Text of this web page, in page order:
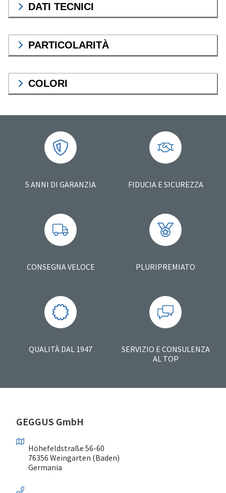
DATI TECNICI
PARTICOLARITÀ
COLORI
5 ANNI DI GARANZIA FIDUCIA E SICUREZZA
CONSEGNA VELOCE PLURIPREMIATO
QUALITÀ DAL 1947
SERVIZIO E CONSULENZA
AL TOP
GEGGUS GmbH
Höhefeldstraße 56-60
76356 Weingarten (Baden)
Germania